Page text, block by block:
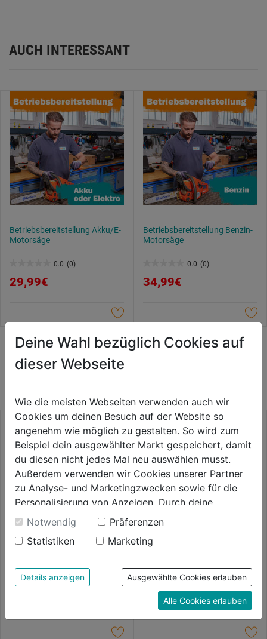
AUCH INTERESSANT
Betriebsbereitstellung Akku/E-
Motorsäge
0.0 (0)
von
29,99€
Betriebsbereitstellung Benzin-
Motorsäge
0.0 (0)
von
34,99€
WEITERE PRODUKTE AUS DIESER
KATEGORIE
0.0 (0)
0.0
5
Führungsschiene 35cm 1,3mm
3/8P" 9Z
0.0 (0)
0.0
5
74,99€
Deine Wahl bezüglich Cookies auf
dieser Webseite
Wie die meisten Webseiten verwenden auch wir
Cookies um deinen Besuch auf der Website so
angenehm wie möglich zu gestalten. So wird zum
Beispiel dein ausgewählter Markt gespeichert, damit
du diesen nicht jedes Mal neu auswählen musst.
Außerdem verwenden wir Cookies unserer Partner
zu Analyse- und Marketingzwecken sowie für die
Personalisierung von Anzeigen. Durch deine
Einwilligung werden die Daten von Drittanbieter,
unter anderem auch in den USA, verarbeitet.
Durch Klick auf "Alle Cookies erlauben" stimmst du
der Verwendung aller Cookies zu. Unter "Details
anzeigen" findest du alle Infos zu den
unterschiedlichen Cookies, unter "Cookies
Konfigurieren" kannst du auswählen, welche Cookies
du zulassen möchtest und welche nicht.
Weitere Informationen findest du in unserer
Notwendig
Präferenzen
Statistiken
Marketing
Details anzeigen Ausgewählte Cookies erlauben
Alle Cookies erlauben